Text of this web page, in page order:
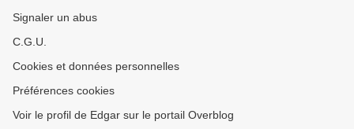
Signaler un abus
C.G.U.
Cookies et données personnelles
Préférences cookies
Voir le profil de Edgar sur le portail Overblog